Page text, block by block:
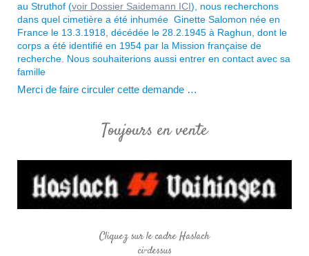
au Struthof (voir Dossier Saidemann ICI), nous recherchons
dans quel cimetière a été inhumée Ginette Salomon née en
France le 13.3.1918, décédée le 28.2.1945 à Raghun, dont le
corps a été identifié en 1954 par la Mission française de
recherche. Nous souhaiterions aussi entrer en contact avec sa
famille
Merci de faire circuler cette demande …
Toujours en vente
Cliquez sur le cadre Haslach
ci-dessus